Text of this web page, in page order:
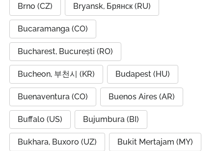
Brno (CZ) Bryansk, Брянск (RU)
Bucaramanga (CO)
Bucharest, București (RO)
Bucheon, 부천시 (KR) Budapest (HU)
Buenaventura (CO) Buenos Aires (AR)
Buffalo (US) Bujumbura (BI)
Bukhara, Buxoro (UZ) Bukit Mertajam (MY)